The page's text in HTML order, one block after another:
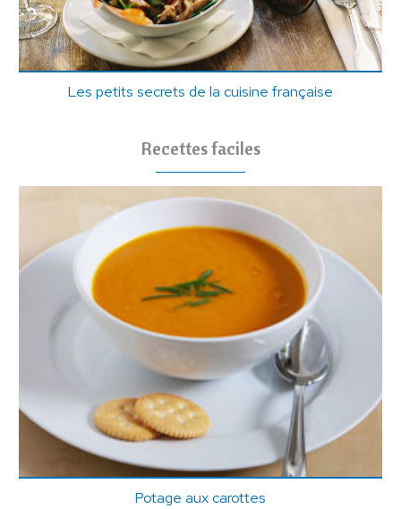
Les petits secrets de la cuisine française
Recettes faciles
Potage aux carottes